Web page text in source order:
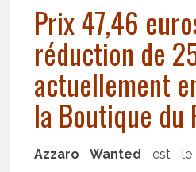
Prix 47,46
réduction de
actuellement
la Boutique du
Azzaro Wanted est le